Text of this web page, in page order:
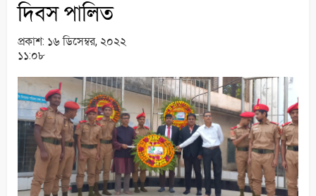
দিবস পালিত
প্রকাশ: ১৬ ডিসেম্বর, ২০২২
১১:০৮